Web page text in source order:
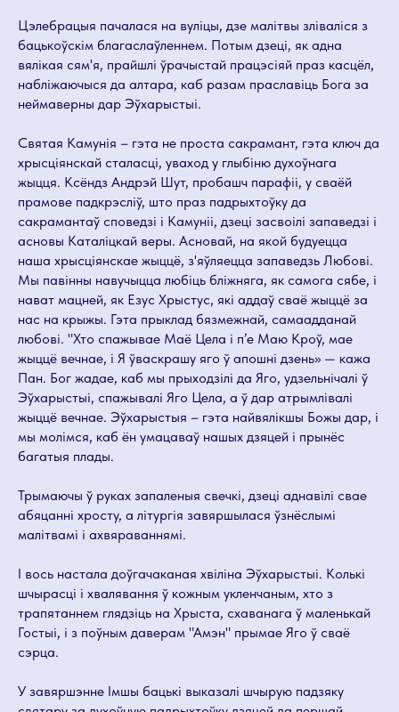
Цэлебрацыя пачалася на вуліцы, дзе малітвы зліваліся з
бацькоўскім благаслаўленнем. Потым дзеці, як адна
вялікая сям'я, прайшлі ўрачыстай працэсіяй праз касцёл,
набліжаючыся да алтара, каб разам праславіць Бога за
неймаверны дар Эўхарыстыі.
Святая Камунія – гэта не проста сакрамант, гэта ключ да
хрысціянскай сталасці, уваход у глыбіню духоўнага
жыцця. Ксёндз Андрэй Шут, пробашч парафіі, у сваёй
прамове падкрэсліў, што праз падрыхтоўку да
сакрамантаў споведзі і Камуніі, дзеці засвоілі запаведзі і
асновы Каталіцкай веры. Асновай, на якой будуецца
наша хрысціянскае жыццё, з'яўляецца запаведзь Любові.
Мы павінны навучыцца любіць бліжняга, як самога сябе, і
нават мацней, як Езус Хрыстус, які аддаў сваё жыццё за
нас на крыжы. Гэта прыклад бязмежнай, самаадданай
любові. "Хто спажывае Маё Цела і п’е Маю Кроў, мае
жыццё вечнае, і Я ўваскрашу яго ў апошні дзень» — кажа
Пан. Бог жадае, каб мы прыходзілі да Яго, удзельнічалі ў
Эўхарыстыі, спажывалі Яго Цела, а ў дар атрымлівалі
жыццё вечнае. Эўхарыстыя – гэта найвялікшы Божы дар, і
мы молімся, каб ён умацаваў нашых дзяцей і прынёс
багатыя плады.
Трымаючы ў руках запаленыя свечкі, дзеці аднавілі свае
абяцанні хросту, а літургія завяршылася ўзнёслымі
малітвамі і ахвяраваннямі.
І вось настала доўгачаканая хвіліна Эўхарыстыі. Колькі
шчырасці і хвалявання ў кожным укленчаным, хто з
трапятаннем глядзіць на Хрыста, схаванага ў маленькай
Гостыі, і з поўным даверам "Амэн" прымае Яго ў сваё
сэрца.
У завяршэнне Імшы бацькі выказалі шчырую падзяку